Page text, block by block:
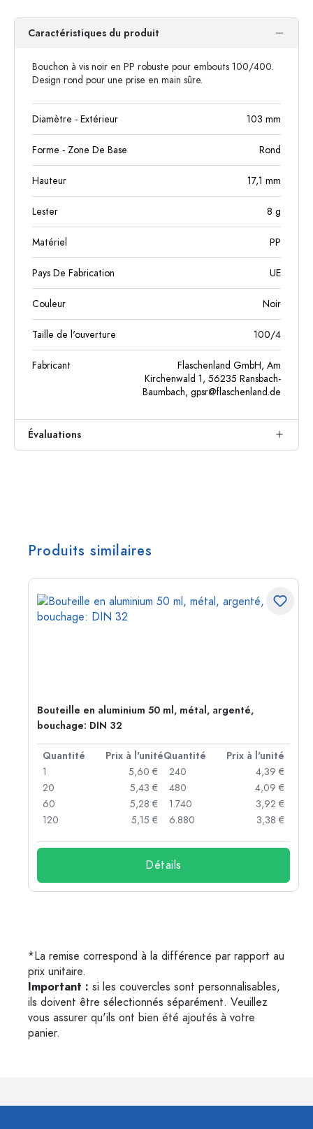
Caractéristiques du produit
Bouchon à vis noir en PP robuste pour embouts 100/400.
Design rond pour une prise en main sûre.
Diamètre - Extérieur 103 mm
Forme - Zone De Base Rond
Hauteur 17,1 mm
Lester 8 g
Matériel PP
Pays De Fabrication UE
Couleur Noir
Taille de l'ouverture 100/4
Fabricant
Flaschenland GmbH, Am
Kirchenwald 1, 56235 Ransbach-
Baumbach, gpsr@flaschenland.de
Évaluations
Produits similaires
Bouteille en aluminium 50 ml, métal, argenté,
bouchage: DIN 32
Quantité Prix à l'unitéQuantité
Prix à l'unité
1
5,60 €
20
5,43 €
60
5,28 €
120
5,15 €
240
4,39 €
480
4,09 €
1.740
3,92 €
6.880
3,38 €
Détails
*La remise correspond à la différence par rapport au
prix unitaire.
Important : si les couvercles sont personnalisables,
ils doivent être sélectionnés séparément. Veuillez
vous assurer qu'ils ont bien été ajoutés à votre
panier.